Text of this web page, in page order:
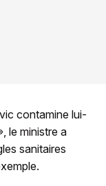
contamine lui-
le ministre a
sanitaires